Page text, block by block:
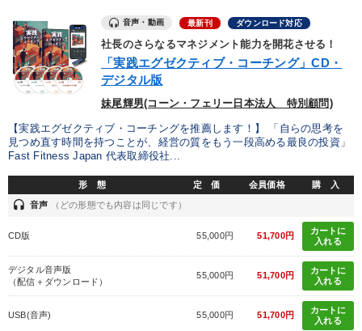
音声・動画 最新刊 ダウンロード対応
社長のさらなるマネジメント能力を開花させる！
「実践エグゼクティブ・コーチング」CD・
デジタル版
妹尾輝男(コーン・フェリー日本法人 特別顧問)
【実践エグゼクティブ・コーチングを推薦します！】 「自らの思考を
見つめ直す時間を持つことが、経営の質をもう一段高める最良の投資」
Fast Fitness Japan 代表取締役社...
形 態 定 価 会員価格 購 入
headset 音声 （どの形態でも内容は同じです）
CD版 55,000円 51,700円
カートに
入れる
デジタル音声版
（配信＋ダウンロード）
55,000円 51,700円
カートに
入れる
USB(音声) 55,000円 51,700円
カートに
入れる